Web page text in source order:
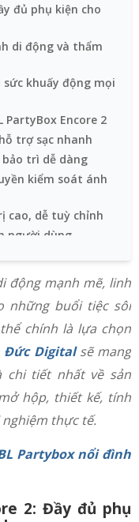
đủ phụ kiện cho
di động và thẩm
khuấy động mọi
PartyBox Encore 2
trợ sạc nhanh
trì dễ dàng
kiểm soát ánh
cao, dễ tuỳ chỉnh
người dùng
di động JBL
2 không?
Đến ngay Anh Đức
động mạnh mẽ, linh
những buổi tiệc sôi
chính là lựa chọn
Đức Digitalsẽ mang
chi tiết nhất về sản
hộp, thiết kế, tính
thực tế.
Partybox nổi đình
2: Đầy đủ phụ